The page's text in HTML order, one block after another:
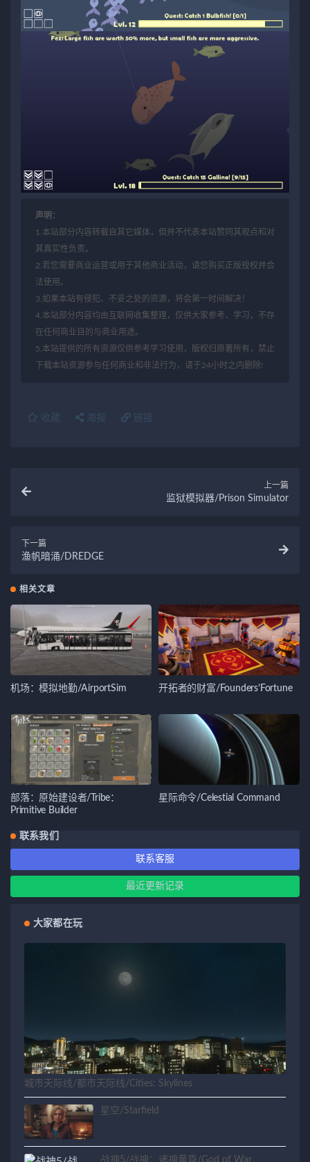
声明：
1.本站部分内容转载自其它媒体，但并不代表本站赞同其观点和对
其真实性负责。
2.若您需要商业运营或用于其他商业活动，请您购买正版授权并合
法使用。
3.如果本站有侵犯、不妥之处的资源，将会第一时间解决！
4.本站部分内容均由互联网收集整理，仅供大家参考、学习，不存
在任何商业目的与商业用途。
5.本站提供的所有资源仅供参考学习使用，版权归原著所有，禁止
下载本站资源参与任何商业和非法行为，请于24小时之内删除!
收藏 海报 链接
上一篇
监狱模拟器/Prison Simulator
下一篇
渔帆暗涌/DREDGE
相关文章
机场：模拟地勤/AirportSim 开拓者的财富/Founders’Fortune
部落：原始建设者/Tribe：
Primitive Builder
星际命令/Celestial Command
联系我们
联系客服
最近更新记录
大家都在玩
城市天际线/都市天际线/Cities: Skylines
星空/Starfield
战神5/战神：诸神黄昏/God of War